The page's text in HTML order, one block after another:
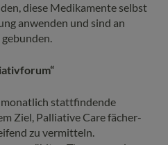
diese Medikamente selbst
anwenden und sind an
stattfindende
Ziel, Palliative Care fächer-
zu vermitteln.